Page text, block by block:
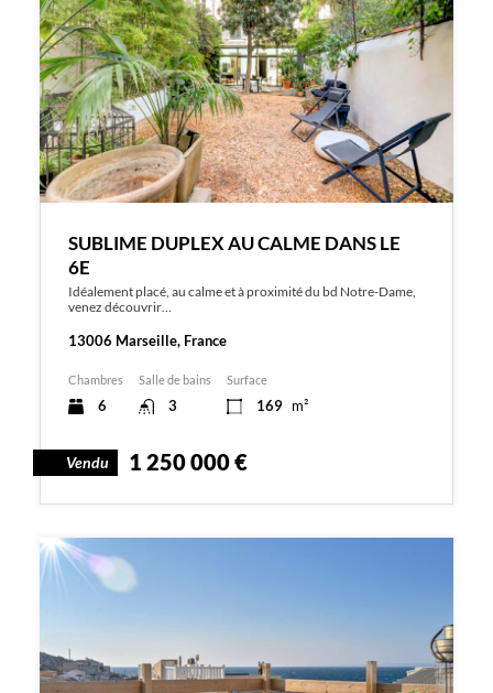
SUBLIME DUPLEX AU CALME DANS LE
6E
Idéalement placé, au calme et à proximité du bd Notre-Dame,
venez découvrir…
13006 Marseille, France
Chambres
6
Salle de bains
3
Surface
169 m²
Vendu 1 250 000 €